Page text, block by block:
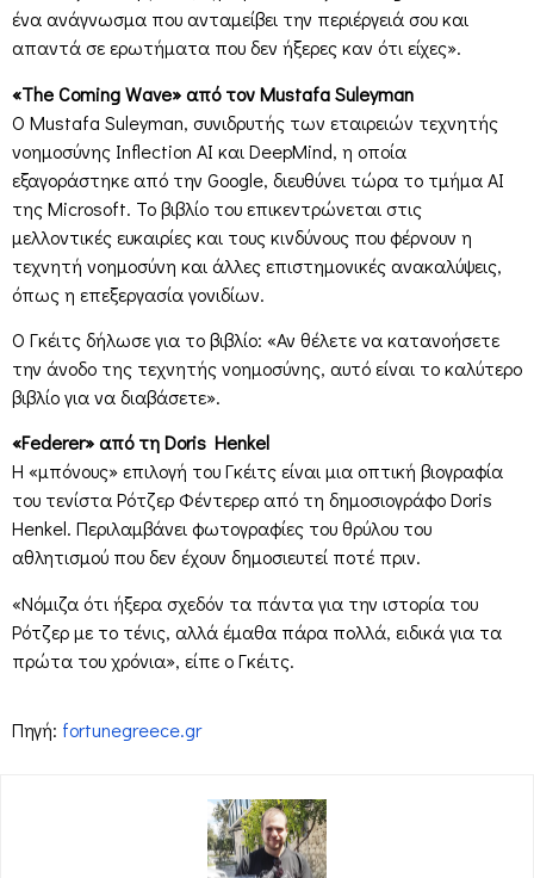
ένα ανάγνωσμα που ανταμείβει την περιέργειά σου και
απαντά σε ερωτήματα που δεν ήξερες καν ότι είχες».
«The Coming Wave» από τον Mustafa Suleyman
Ο Mustafa Suleyman, συνιδρυτής των εταιρειών τεχνητής
νοημοσύνης Inflection AI και DeepMind, η οποία
εξαγοράστηκε από την Google, διευθύνει τώρα το τμήμα AI
της Microsoft. Το βιβλίο του επικεντρώνεται στις
μελλοντικές ευκαιρίες και τους κινδύνους που φέρνουν η
τεχνητή νοημοσύνη και άλλες επιστημονικές ανακαλύψεις,
όπως η επεξεργασία γονιδίων.
Ο Γκέιτς δήλωσε για το βιβλίο: «Αν θέλετε να κατανοήσετε
την άνοδο της τεχνητής νοημοσύνης, αυτό είναι το καλύτερο
βιβλίο για να διαβάσετε».
«Federer» από τη Doris Henkel
Η «μπόνους» επιλογή του Γκέιτς είναι μια οπτική βιογραφία
του τενίστα Ρότζερ Φέντερερ από τη δημοσιογράφο Doris
Henkel. Περιλαμβάνει φωτογραφίες του θρύλου του
αθλητισμού που δεν έχουν δημοσιευτεί ποτέ πριν.
«Νόμιζα ότι ήξερα σχεδόν τα πάντα για την ιστορία του
Ρότζερ με το τένις, αλλά έμαθα πάρα πολλά, ειδικά για τα
πρώτα του χρόνια», είπε ο Γκέιτς.
Πηγή: fortunegreece.gr